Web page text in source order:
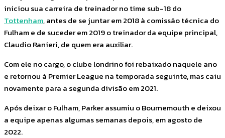
iniciou sua carreira de treinador no time sub-18 do
Tottenham, antes de se juntar em 2018 à comissão técnica do
Fulham e de suceder em 2019 o treinador da equipe principal,
Claudio Ranieri, de quem era auxiliar.
Com ele no cargo, o clube londrino foi rebaixado naquele ano
e retornou à Premier League na temporada seguinte, mas caiu
novamente para a segunda divisão em 2021.
Após deixar o Fulham, Parker assumiu o Bournemouth e deixou
a equipe apenas algumas semanas depois, em agosto de
2022.